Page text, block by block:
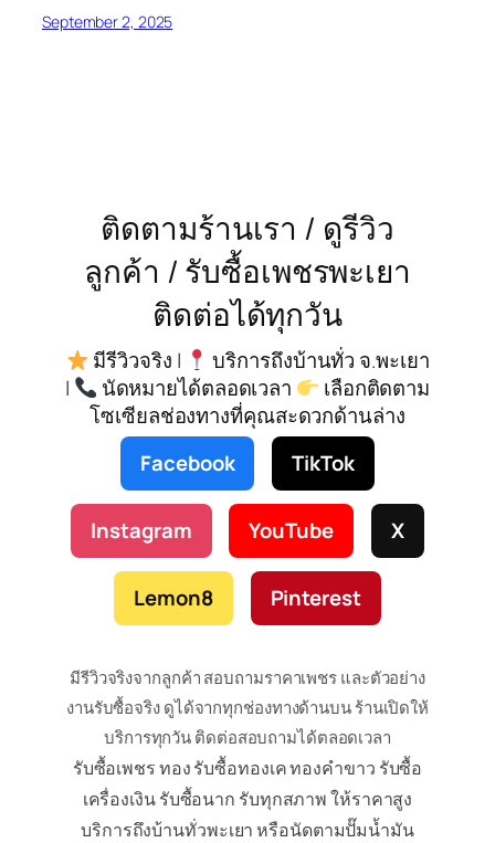
September 2, 2025
ติดตามร้านเรา / ดูรีวิว
ลูกค้า / รับซื้อเพชรพะเยา
ติดต่อได้ทุกวัน
มีรีวิวจริง |
บริการถึงบ้านทั่ว จ.พะเยา
|
นัดหมายได้ตลอดเวลา
เลือกติดตาม
โซเซียลช่องทางที่คุณสะดวกด้านล่าง
Facebook
TikTok
Instagram YouTube X
Lemon8 Pinterest
มีรีวิวจริงจากลูกค้า สอบถามราคาเพชร และตัวอย่าง
งานรับซื้อจริง ดูได้จากทุกช่องทางด้านบน ร้านเปิดให้
บริการทุกวัน ติดต่อสอบถามได้ตลอดเวลา
รับซื้อเพชร ทอง รับซื้อทองเค ทองคำขาว รับซื้อ
เครื่องเงิน รับซื้อนาก รับทุกสภาพ ให้ราคาสูง
บริการถึงบ้านทั่วพะเยา หรือนัดตามปั๊มน้ำมัน